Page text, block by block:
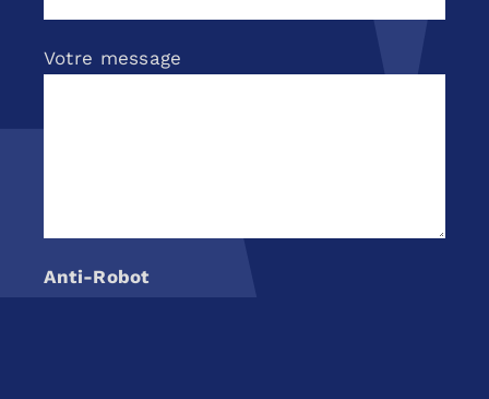
Votre message
Anti-Robot